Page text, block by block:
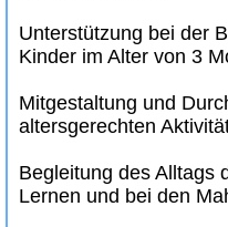
Unterstützung bei der
Kinder im Alter von 3
Mitgestaltung und
altersgerechten
Begleitung des Alltags
Lernen und bei den